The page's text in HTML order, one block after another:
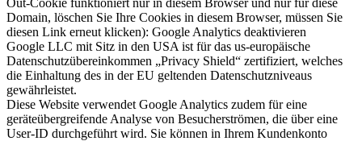
Domain, löschen Sie Ihre Cookies in diesem Browser, müssen Sie
diesen Link erneut klicken): Google Analytics deaktivieren
Google LLC mit Sitz in den USA ist für das us-europäische
Datenschutzübereinkommen „Privacy Shield“ zertifiziert, welches
die Einhaltung des in der EU geltenden Datenschutzniveaus
gewährleistet.
Diese Website verwendet Google Analytics zudem für eine
geräteübergreifende Analyse von Besucherströmen, die über eine
User-ID durchgeführt wird. Sie können in Ihrem Kundenkonto